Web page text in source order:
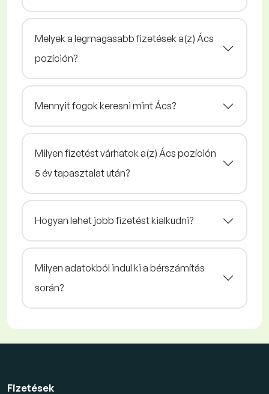
Melyek a legmagasabb fizetések a(z) Ács
pozíción?
Mennyit fogok keresni mint Ács?
Milyen fizetést várhatok a(z) Ács pozíción
5 év tapasztalat után?
Hogyan lehet jobb fizetést kialkudni?
Milyen adatokból indul ki a bérszámítás
során?
Fizetések